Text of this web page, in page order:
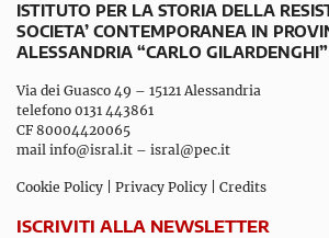
ISTITUTO PER LA STORIA DELLA
SOCIETA’ CONTEMPORANEA IN
ALESSANDRIA “CARLO GILARDENGHI”
Via dei Guasco 49 – 15121 Alessandria
telefono 0131 443861
CF 80004420065
mail info@isral.it – isral@pec.it
Cookie Policy Privacy Policy Credits
ISCRIVITI ALLA NEWSLETTER